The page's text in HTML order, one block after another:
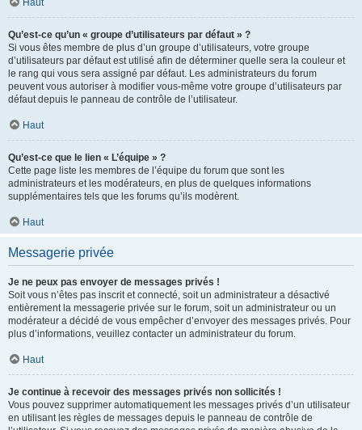
Haut
Qu’est-ce qu’un « groupe d’utilisateurs par défaut » ?
Si vous êtes membre de plus d’un groupe d’utilisateurs, votre groupe
d’utilisateurs par défaut est utilisé afin de déterminer quelle sera la couleur et
le rang qui vous sera assigné par défaut. Les administrateurs du forum
peuvent vous autoriser à modifier vous-même votre groupe d’utilisateurs par
défaut depuis le panneau de contrôle de l’utilisateur.
Haut
Qu’est-ce que le lien « L’équipe » ?
Cette page liste les membres de l’équipe du forum que sont les
administrateurs et les modérateurs, en plus de quelques informations
supplémentaires tels que les forums qu’ils modèrent.
Haut
Messagerie privée
Je ne peux pas envoyer de messages privés !
Soit vous n’êtes pas inscrit et connecté, soit un administrateur a désactivé
entièrement la messagerie privée sur le forum, soit un administrateur ou un
modérateur a décidé de vous empêcher d’envoyer des messages privés. Pour
plus d’informations, veuillez contacter un administrateur du forum.
Haut
Je continue à recevoir des messages privés non sollicités !
Vous pouvez supprimer automatiquement les messages privés d’un utilisateur
en utilisant les règles de messages depuis le panneau de contrôle de